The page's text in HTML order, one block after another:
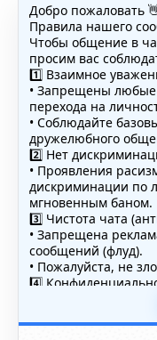
Добро пожаловать
Правила нашего
Чтобы общение в
просим вас
1️⃣ Взаимное
• Запрещены любые
перехода на
• Соблюдайте
дружелюбного
2️⃣ Нет
• Проявления
дискриминации по
мгновенным баном.
3️⃣ Чистота чата
• Запрещена
сообщений (флуд).
• Пожалуйста, не
4️⃣
• Не публикуйте
(телефоны, адреса,
5️⃣ Уместность